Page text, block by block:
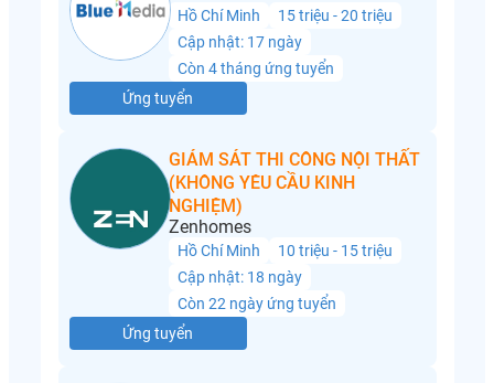
Hồ Chí Minh
15 triệu - 20 triệu
Cập nhật: 17 ngày
Còn 4 tháng ứng tuyển
Ứng tuyển
GIÁM SÁT THI CÔNG NỘI THẤT
(KHÔNG YÊU CẦU KINH
NGHIỆM)
Zenhomes
Hồ Chí Minh
10 triệu - 15 triệu
Cập nhật: 18 ngày
Còn 22 ngày ứng tuyển
Ứng tuyển